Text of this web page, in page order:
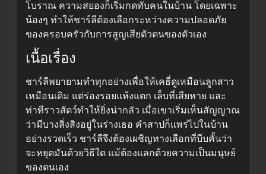
โบราณ ความสยองก็เริ่มกดทับคนในบ้าน โดยเฉพาะ
น้องๆ ทำให้ชาร์ลีต้องเลือกระหว่างความปลอดภัย
ของครอบครัวกับการสูญเสียตัวตนของตัวเอง
เนื้อเรื่อง
ชาร์ลีพยายามทำทุกอย่างเพื่อให้เคธี่ดูเหมือนลูกสาว
เหมือนเดิม แต่ร่องรอยแห้งแตก เล็บที่เสียหาย และ
ท่าทีราวสัตว์ทำให้ยิ่งน่ากลัว เมื่อเขาเริ่มเห็นสัญญาณ
ว่ามีบางสิ่งสิงอยู่ในร่างเธอ คำสาปก็แพร่ไปในบ้าน
อย่างรวดเร็ว ชาร์ลีจึงต้องเผชิญทางเลือกที่บีบคั้นว่า
จะหยุดมันด้วยวิธีใด แม้ต้องแลกด้วยความเป็นมนุษย์
ของตนเอง